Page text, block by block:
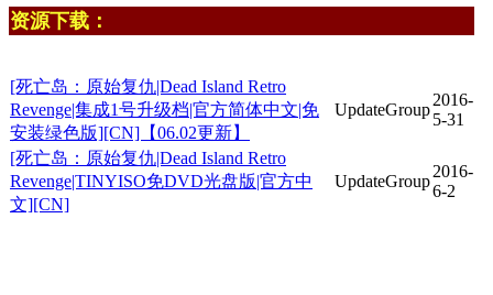
资源下载：
[死亡岛：原始复仇|Dead Island Retro
Revenge|集成1号升级档|官方简体中文|免
安装绿色版][CN]【06.02更新】
UpdateGroup
2016-
5-31
[死亡岛：原始复仇|Dead Island Retro
Revenge|TINYISO免DVD光盘版|官方中
文][CN]
UpdateGroup
2016-
6-2